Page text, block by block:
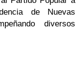
de Nuevas
diversos